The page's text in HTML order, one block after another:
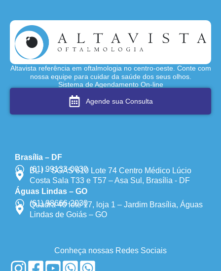
Altavista referência em oftalmologia no centro-oeste. Conte com
nossa equipe para cuidar da saúde dos seus olhos.
Sistema de Agendamento On-line
Agende sua Consulta
Brasília – DF
(61) 99133-0030
BL I – SGAS 610 Lote 74 Centro Médico Lúcio
Costa Sala T33 e T57 – Asa Sul, Brasília - DF
Águas Lindas – GO
(61) 98666-2030
Quadra 40 lote 17, loja 1 – Jardim Brasília, Águas
Lindas de Goiás – GO
Conheça nossas Redes Sociais